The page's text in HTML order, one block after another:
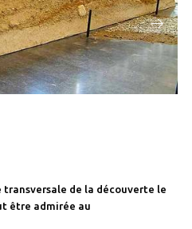
transversale de la découverte le
être admirée au